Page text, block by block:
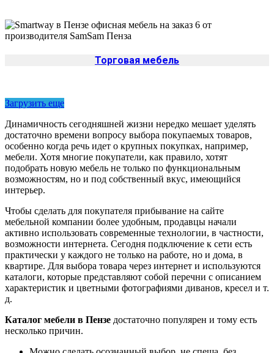
Торговая мебель
Загрузить еще
Динамичность сегодняшней жизни нередко мешает уделять
достаточно времени вопросу выбора покупаемых товаров,
особенно когда речь идет о крупных покупках, например,
мебели. Хотя многие покупатели, как правило, хотят
подобрать новую мебель не только по функциональным
возможностям, но и под собственный вкус, имеющийся
интерьер.
Чтобы сделать для покупателя прибывание на сайте
мебельной компании более удобным, продавцы начали
активно использовать современные технологии, в частности,
возможности интернета. Сегодня подключение к сети есть
практически у каждого не только на работе, но и дома, в
квартире. Для выбора товара через интернет и используются
каталоги, которые представляют собой перечни с описанием
характеристик и цветными фотографиями диванов, кресел и т.
д.
Каталог мебели в Пензе достаточно популярен и тому есть
несколько причин.